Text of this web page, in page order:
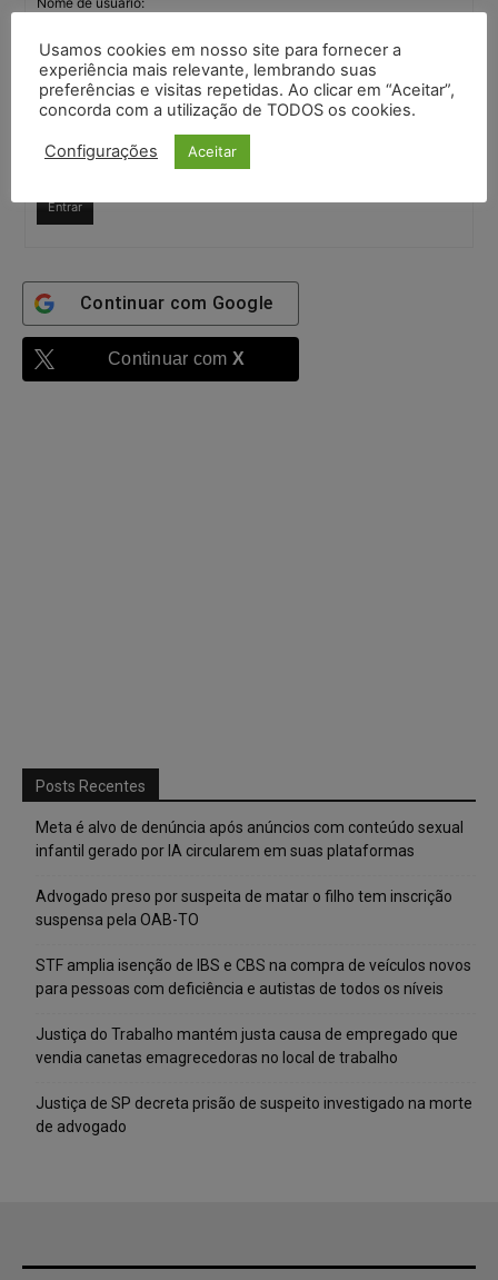
Senha:
Mantenha-me
autenticado
Entrar
Continuar com Google
Continuar com X
Posts Recentes
Meta é alvo de denúncia após anúncios com conteúdo sexual
infantil gerado por IA circularem em suas plataformas
Advogado preso por suspeita de matar o filho tem inscrição
suspensa pela OAB-TO
STF amplia isenção de IBS e CBS na compra de veículos novos
para pessoas com deficiência e autistas de todos os níveis
Justiça do Trabalho mantém justa causa de empregado que
vendia canetas emagrecedoras no local de trabalho
Justiça de SP decreta prisão de suspeito investigado na morte
de advogado
Usamos cookies em nosso site para fornecer a
experiência mais relevante, lembrando suas
preferências e visitas repetidas. Ao clicar em “Aceitar”,
concorda com a utilização de TODOS os cookies.
Configurações Aceitar